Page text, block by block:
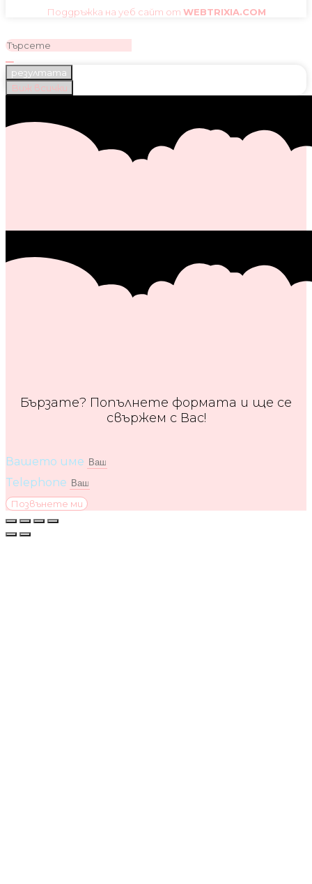
Поддръжка на уеб сайт от WEBTRIXIA.COM
резултата
Виж всички
Бързате? Попълнете формата и ще се
свържем с Вас!
Вашето име
Telephone
Позвънете ми